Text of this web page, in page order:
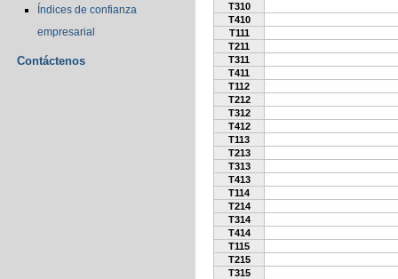
Índices de confianza
empresarial
Contáctenos
T310
T410
T111
T211
T311
T411
T112
T212
T312
T412
T113
T213
T313
T413
T114
T214
T314
T414
T115
T215
T315